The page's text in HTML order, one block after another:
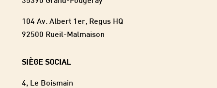
104 Av. Albert 1er, Regus HQ
92500 Rueil-Malmaison
SIÈGE SOCIAL
4, Le Boismain